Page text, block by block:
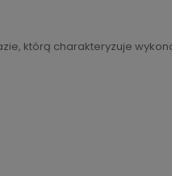
którą charakteryzuje